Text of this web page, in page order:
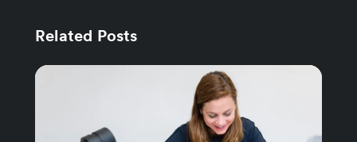
Related Posts